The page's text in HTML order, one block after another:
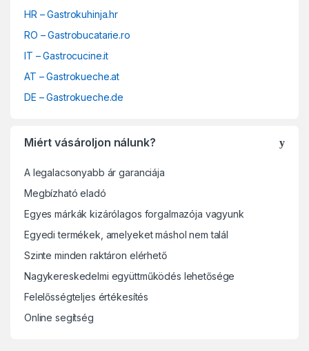
HR – Gastrokuhinja.hr
RO – Gastrobucatarie.ro
IT – Gastrocucine.it
AT – Gastrokueche.at
DE – Gastrokueche.de
Miért vásároljon nálunk?
A legalacsonyabb ár garanciája
Megbízható eladó
Egyes márkák kizárólagos forgalmazója vagyunk
Egyedi termékek, amelyeket máshol nem talál
Szinte minden raktáron elérhető
Nagykereskedelmi együttműködés lehetősége
Felelősségteljes értékesítés
Online segítség